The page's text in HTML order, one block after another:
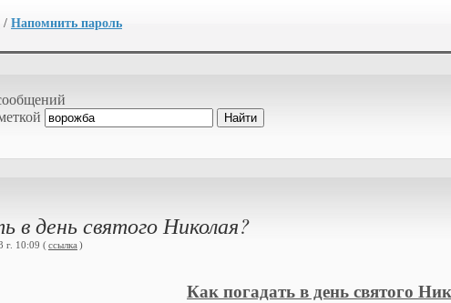
/ Напомнить пароль
в день святого Николая?
г. 10:09 (ссылка )
Как погадать в день святого